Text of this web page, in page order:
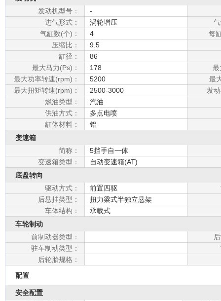
发动机型号：
-
进气形式：
涡轮增压
气缸数(个)：
4
每
压缩比：
9.5
缸径：
86
最大马力(Ps)：
178
最
最大功率转速(rpm)：
5200
最
最大扭矩转速(rpm)：
2500-3000
发
燃油类型：
汽油
供油方式：
多点电喷
缸体材料：
铝
变速箱
简称：
5挡手自一体
变速箱类型：
自动变速箱(AT)
底盘转向
驱动方式：
前置四驱
后悬挂类型：
扭力梁式半独立悬架
车体结构：
承载式
车轮制动
前制动器类型：
驻车制动类型：
后轮胎规格：
配置
安全配置